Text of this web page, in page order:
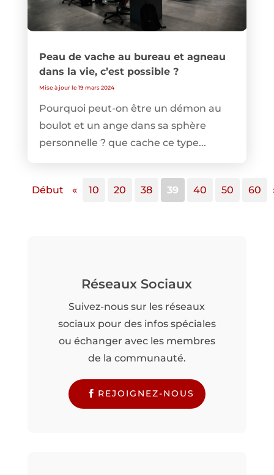
Peau de vache au bureau et agneau
dans la vie, c’est possible ?
Mise à jour le 19 mars 2024
Pourquoi peut-on être un démon au
boulot et un ange dans sa sphère
personnelle ? que cache ce type...
Début « 10 20 38 39 40 50 60
Réseaux Sociaux
Suivez-nous sur les réseaux
sociaux pour des infos spéciales
ou échanger avec les membres
de la communauté.
REJOIGNEZ-NOUS